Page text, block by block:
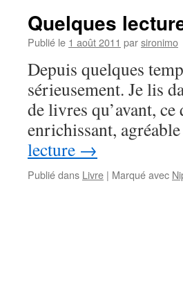
Quelques
Publié le 1 août 2011 parsironimo
Depuis quelques
sérieusement. Je lis
de livres qu’avant,
enrichissant,
lecture →
Publié dans Livre | Marqué avec